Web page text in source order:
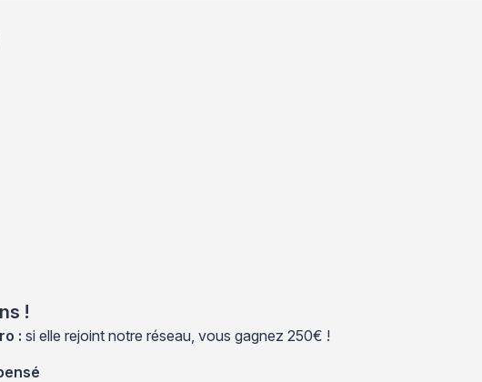
!
: si elle rejoint notre réseau, vous gagnez 250€ !